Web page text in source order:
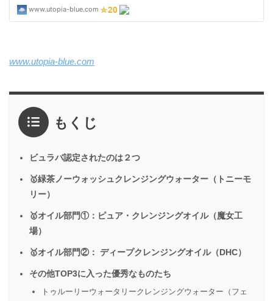
www.utopia-blue.com
もくじ
ビュラバ認定されたのは２つ
🥇緑茶ノーウォッシュクレンジングウォーター（トニーモ
リー）
🥇オイル部門①：ピュア・クレンジングオイル（魔女工
場）
🥇オイル部門②： ディープクレンジングオイル（DHC）
その他TOP3に入った優秀なものたち
トゥルーリーウォータリークレンジングウォーター（フェ